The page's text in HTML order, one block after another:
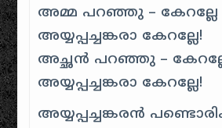
അമ്മ പറഞ്ഞു – കേറല്ലേ
അയ്യപ്പച്ചങ്കരാ കേറല്ലേ!
അച്ഛൻ പറഞ്ഞു –
അയ്യപ്പച്ചങ്കരാ കേറല്ലേ!
അയ്യപ്പച്ചങ്കരൻ